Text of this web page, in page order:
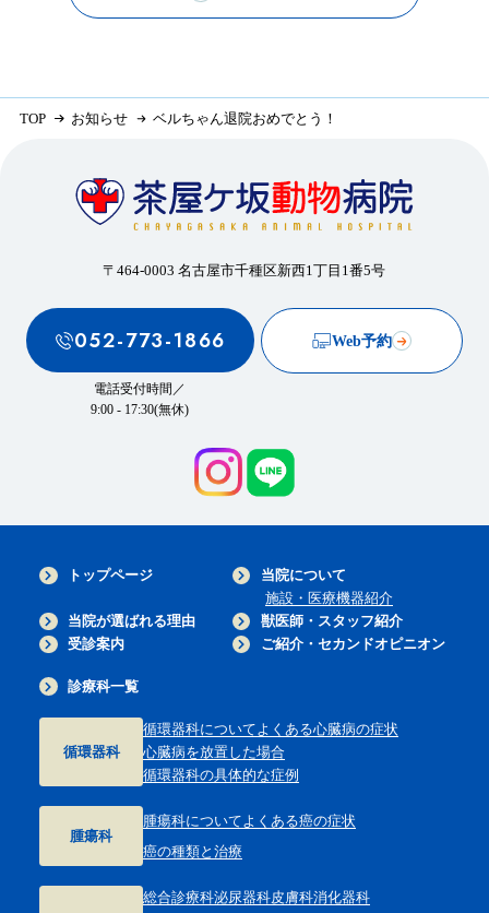
TOP お知らせ ベルちゃん退院おめでとう！
〒464-0003 名古屋市千種区新西1丁目1番5号
052-773-1866
電話受付時間／
9:00 - 17:30(無休)
Web予約
トップページ
当院について
施設・医療機器紹介
当院が選ばれる理由
獣医師・スタッフ紹介
受診案内
ご紹介・セカンドオピニオン
診療科一覧
循環器科
循環器科についてよくある心臓病の症状
心臓病を放置した場合
循環器科の具体的な症例
腫瘍科
腫瘍科についてよくある癌の症状
癌の種類と治療
総合診療科泌尿器科皮膚科消化器科